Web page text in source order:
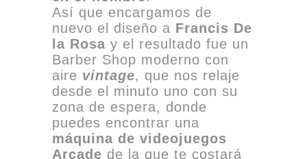
Así que encargamos de
nuevo el diseño a Francis De
la Rosa y el resultado fue un
Barber Shop moderno con
aire vintage, que nos relaje
desde el minuto uno con su
zona de espera, donde
puedes encontrar una
máquina de videojuegos
Arcade de la que te costará